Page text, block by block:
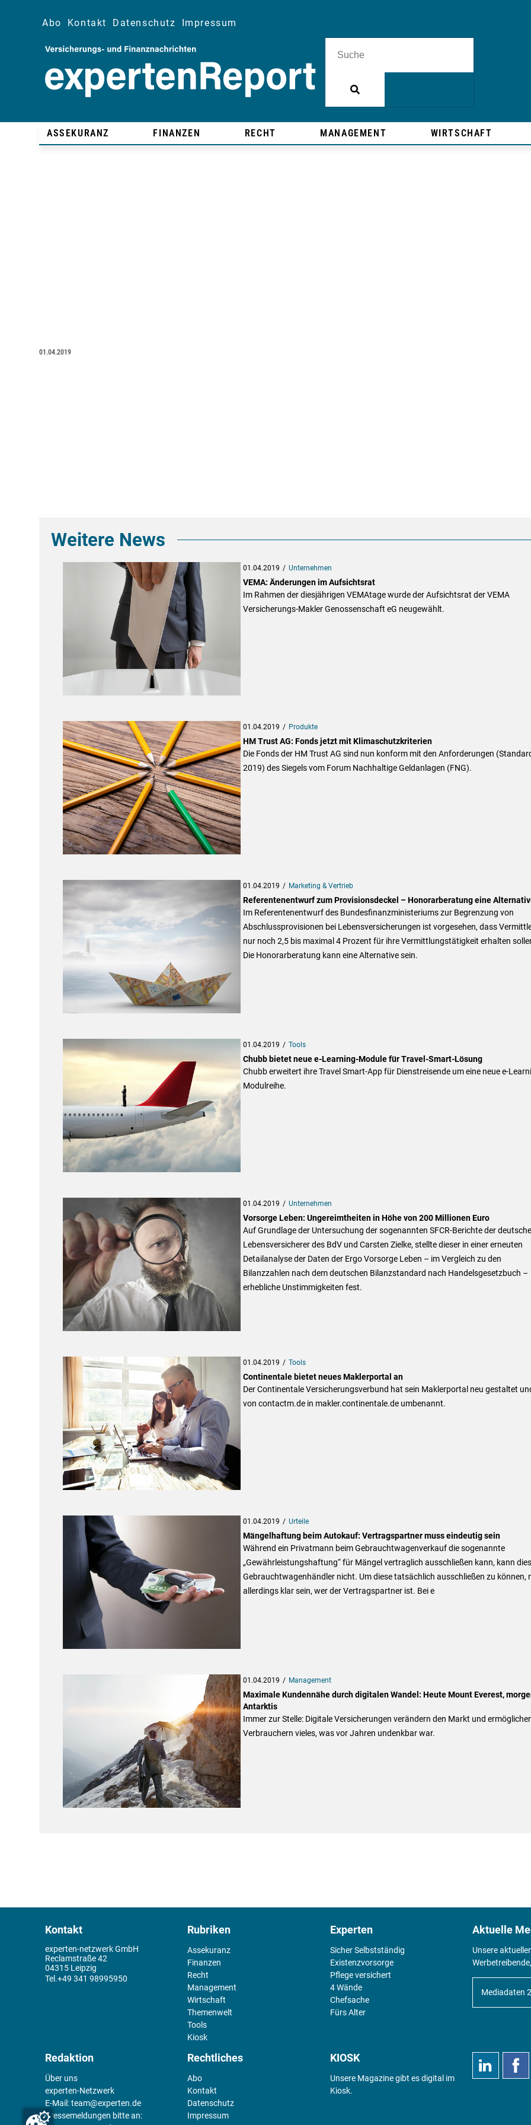
Abo Kontakt Datenschutz Impressum
ASSEKURANZ FINANZEN RECHT MANAGEMENT WIRTSCHAFT
01.04.2019
Weitere News
01.04.2019 Unternehmen
VEMA: Änderungen im Aufsichtsrat
Im Rahmen der diesjährigen VEMAtage wurde der Aufsichtsrat der VEMA
Versicherungs-Makler Genossenschaft eG neugewählt.
01.04.2019 Produkte
HM Trust AG: Fonds jetzt mit Klimaschutzkriterien
Die Fonds der HM Trust AG sind nun konform mit den Anforderungen
2019) des Siegels vom Forum Nachhaltige Geldanlagen (FNG).
01.04.2019 Marketing & Vertrieb
Referentenentwurf zum Provisionsdeckel – Honorarberatung eine
Im Referentenentwurf des Bundesfinanzministeriums zur Begrenzung von
Abschlussprovisionen bei Lebensversicherungen ist vorgesehen, dass
nur noch 2,5 bis maximal 4 Prozent für ihre Vermittlungstätigkeit erhalten
Die Honorarberatung kann eine Alternative sein.
01.04.2019 Tools
Chubb bietet neue e-Learning-Module für Travel-Smart-Lösung
Chubb erweitert ihre Travel Smart-App für Dienstreisende um eine neue e-
Modulreihe.
01.04.2019 Unternehmen
Vorsorge Leben: Ungereimtheiten in Höhe von 200 Millionen Euro
Auf Grundlage der Untersuchung der sogenannten SFCR-Berichte der
Lebensversicherer des BdV und Carsten Zielke, stellte dieser in einer erneuten
Detailanalyse der Daten der Ergo Vorsorge Leben – im Vergleich zu den
Bilanzzahlen nach dem deutschen Bilanzstandard nach Handelsgesetzbuch –
erhebliche Unstimmigkeiten fest.
01.04.2019 Tools
Continentale bietet neues Maklerportal an
Der Continentale Versicherungsverbund hat sein Maklerportal neu gestaltet
von contactm.de in makler.continentale.de umbenannt.
01.04.2019 Urteile
Mängelhaftung beim Autokauf: Vertragspartner muss eindeutig sein
Während ein Privatmann beim Gebrauchtwagenverkauf die sogenannte
„Gewährleistungshaftung“ für Mängel vertraglich ausschließen kann, kann
Gebrauchtwagenhändler nicht. Um diese tatsächlich ausschließen zu können,
allerdings klar sein, wer der Vertragspartner ist. Bei e
01.04.2019 Management
Maximale Kundennähe durch digitalen Wandel: Heute Mount Everest,
Antarktis
Immer zur Stelle: Digitale Versicherungen verändern den Markt und
Verbrauchern vieles, was vor Jahren undenkbar war.
Kontakt
experten-netzwerk GmbH
Reclamstraße 42
04315 Leipzig
+49 341 98995950
Rubriken
Assekuranz
Finanzen
Recht
Management
Wirtschaft
Themenwelt
Tools
Kiosk
Experten
Sicher Selbstständig
Existenz­vorsorge
Pflege versichert
4 Wände
Chefsache
Fürs Alter
Aktuelle
Unsere
Mediadaten
Redaktion
Über uns
experten-Netzwerk
E-Mail:team@experten.de
Pressemeldungen bitte an:
Rechtliches
Abo
Kontakt
Datenschutz
Impressum
KIOSK
Unsere Magazine gibt es digital im
Kiosk.